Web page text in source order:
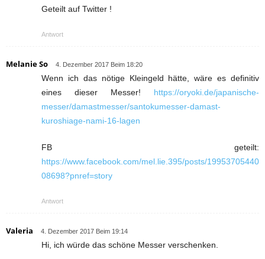
Geteilt auf Twitter !
Antwort
Melanie So 4. Dezember 2017 Beim 18:20
Wenn ich das nötige Kleingeld hätte, wäre es definitiv
eines dieser Messer! https://oryoki.de/japanische-
messer/damastmesser/santokumesser-damast-
kuroshiage-nami-16-lagen
FB geteilt:
https://www.facebook.com/mel.lie.395/posts/19953705440
08698?pnref=story
Antwort
Valeria 4. Dezember 2017 Beim 19:14
Hi, ich würde das schöne Messer verschenken.